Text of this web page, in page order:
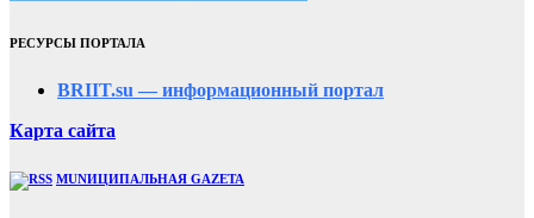
РЕСУРСЫ ПОРТАЛА
BRIIT.su — информационный портал
Карта сайта
MUNИЦИПАЛЬНАЯ GAZЕТА